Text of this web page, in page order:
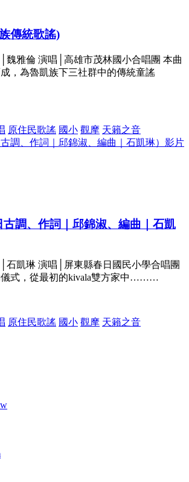
傳統歌謠)
魏雅倫 演唱│高雄市茂林國小合唱團 本曲
，為魯凱族下三社群中的傳統童謠
原住民歌謠 國小 觀摩 天籟之音
調、作詞｜邱錦淑、編曲｜石凱
石凱琳 演唱│屏東縣春日國民小學合唱團
儀式，從最初的kivala雙方家中………
原住民歌謠 國小 觀摩 天籟之音